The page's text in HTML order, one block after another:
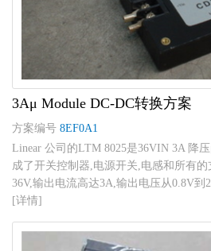
3Aμ Module DC-DC转换方案
方案编号 8EF0A1
Linear 公司的LTM 8025是36VIN 3A 降
成了开关控制器,电源开关,电感和所有的
36V,输出电流高达3A,输出电压从0.8V到
[详情]